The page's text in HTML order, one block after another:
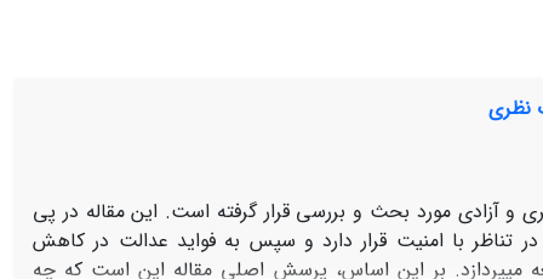
نظری
و آزادی مورد بحث و بررسی قرار گرفته است. این مقاله در پی
تناظر با امنیت قرار دارد و سپس به فواید عدالت در کاهش
می‏پردازد. بر این اساس، پرسش اصلی مقاله این است که چه